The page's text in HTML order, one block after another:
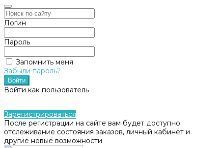
Логин
Пароль
Запомнить меня
Забыли пароль?
Войти как пользователь
Зарегистрироваться
После регистрации на сайте вам будет доступно
отслеживание состояния заказов, личный кабинет и
другие новые возможности